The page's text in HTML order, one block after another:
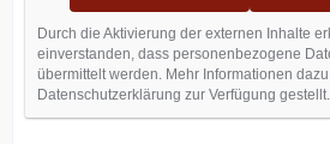
Durch die Aktivierung der externen Inhalte
einverstanden, dass personenbezogene
übermittelt werden. Mehr Informationen
Datenschutzerklärung zur Verfügung gestellt.